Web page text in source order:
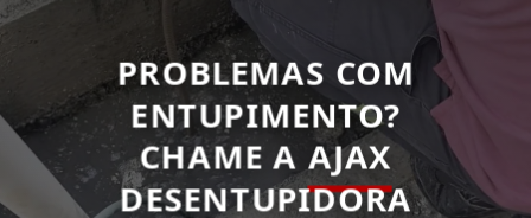
PROBLEMAS COM
ENTUPIMENTO?
CHAME A AJAX
DESENTUPIDORA